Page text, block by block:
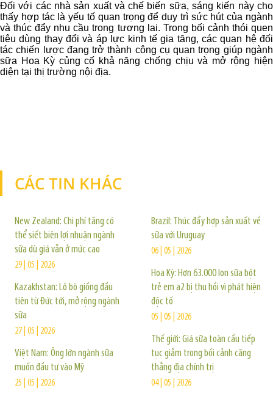
Đối với các nhà sản xuất và chế biến sữa, sáng kiến này cho
thấy hợp tác là yếu tố quan trọng để duy trì sức hút của ngành
và thúc đẩy nhu cầu trong tương lai. Trong bối cảnh thói quen
tiêu dùng thay đổi và áp lực kinh tế gia tăng, các quan hệ đối
tác chiến lược đang trở thành công cụ quan trọng giúp ngành
sữa Hoa Kỳ củng cố khả năng chống chịu và mở rộng hiện
diện tại thị trường nội địa.
CÁC TIN KHÁC
New Zealand: Chi phí tăng có
thể siết biên lợi nhuận ngành
sữa dù giá vẫn ở mức cao
29 | 05 | 2026
Kazakhstan: Lô bò giống đầu
tiên từ Đức tới, mở rộng ngành
sữa
27 | 05 | 2026
Việt Nam: Ông lớn ngành sữa
muốn đầu tư vào Mỹ
25 | 05 | 2026
Brazil: Thúc đẩy hợp sản xuất về
sữa với Uruguay
06 | 05 | 2026
Hoa Kỳ: Hơn 63.000 lon sữa bột
trẻ em a2 bị thu hồi vì phát hiện
độc tố
05 | 05 | 2026
Thế giới: Giá sữa toàn cầu tiếp
tục giảm trong bối cảnh căng
thẳng địa chính trị
04 | 05 | 2026